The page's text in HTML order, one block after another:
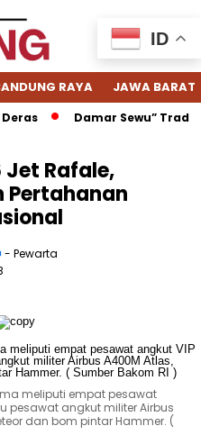
RAYA JAWA BARAT
Damar Sewu” Tradisi
Jet Rafale,
Pertahanan
- Pewarta
meliputi empat pesawat
pesawat angkut militer Airbus
dan bom pintar Hammer. (
ID